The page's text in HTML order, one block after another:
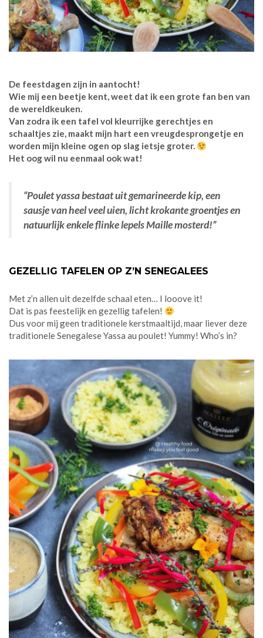
De feestdagen zijn in aantocht!
Wie mij een beetje kent, weet dat ik een grote fan ben van
de wereldkeuken.
Van zodra ik een tafel vol kleurrijke gerechtjes en
schaaltjes zie, maakt mijn hart een vreugdesprongetje en
worden mijn kleine ogen op slag ietsje groter.
Het oog wil nu eenmaal ook wat!
“Poulet yassa bestaat uit gemarineerde kip, een
sausje van heel veel uien, licht krokante groentjes en
natuurlijk enkele flinke lepels Maille mosterd!”
GEZELLIG TAFELEN OP Z’N SENEGALEES
Met z’n allen uit dezelfde schaal eten… I looove it!
Dat is pas feestelijk en gezellig tafelen!
Dus voor mij geen traditionele kerstmaaltijd, maar liever deze
traditionele Senegalese Yassa au poulet! Yummy! Who’s in?